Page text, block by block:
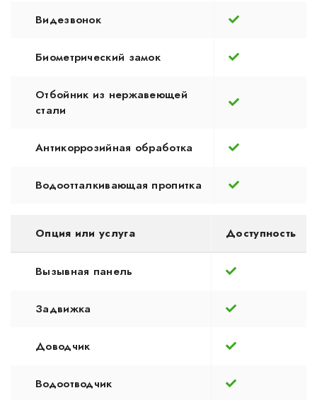
Видезвонок
Биометрический замок
Отбойник из нержавеющей
стали
Антикоррозийная обработка
Водоотталкивающая пропитка
Опция или услуга Доступность
Вызывная панель
Задвижка
Доводчик
Водоотводчик